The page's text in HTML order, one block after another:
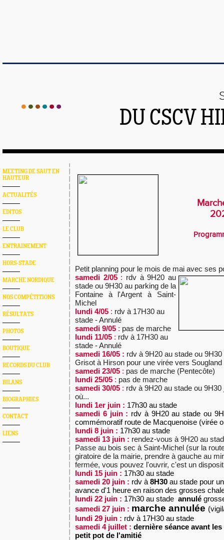
DU CSCV
MEETING DE SAUT EN
HAUTEUR
ACTUALITÉS
EDITOS
LE CLUB
ENTRAINEMENT
HORS-STADE
MARCHE NORDIQUE
NOS COMPÉTITIONS
RÉSULTATS
PHOTOS
BOUTIQUE
RECORDS DU CLUB
BILANS
BIOGRAPHIES
CONTACT
LIENS
Petit planning pour le mois de mai avec ses
samedi 2/05: rdv à 9H20 au
stade ou 9H30 au parking de la
Fontaine à l'Argent à Saint-
Michel
lundi 4/05 : rdv à 17H30 au
stade - Annulé
samedi 9/05 : pas de marche
lundi 11/05 : rdv à 17H30 au
stade - Annulé
samedi 16/05 : rdv à 9H20 au stade ou
Grisot à Hirson pour une virée vers Sougland
samedi 23/05 : pas de marche (Pentecôte)
lundi 25/05 : pas de marche
samedi 30/05 : rdv à 9H20 au stade ou
où...
lundi 1er juin : 17h30 au stade
samedi 6 juin : rdv à 9H20 au stade ou
commémoratif route de Macquenoise (virée
lundi 8 juin : 17h30 au stade
samedi 13 juin : rendez-vous à 9H20 au
Passe au bois sec à Saint-Michel (sur la
giratoire de la mairie, prendre à gauche au
fermée, vous pouvez l'ouvrir, c'est un
lundi 15 juin : 17h30 au stade
samedi 20 juin : rdv à 8H30 au stade pour
avance d'1 heure en raison des grosses
lundi 22 juin : 17h30 au stade annulé
samedi 27 juin : marche annulée
lundi 29 juin : rdv à 17H30 au stade
samedi 4 juillet : dernière séance avant
petit pot de l'amitié